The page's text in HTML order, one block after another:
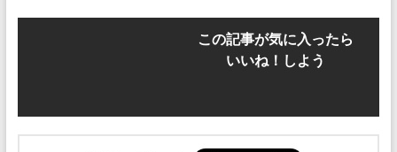
この記事が気に入ったら
いいね！しよう